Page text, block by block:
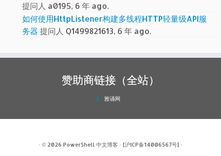
提问人 a0195, 6 年 ago.
如何使用HttpListener构建多线程HTTP轻量级API服
务器 提问人 Q1499821613, 6 年 ago.
赞助商链接（全站）
雅诵网
· © 2026 PowerShell 中文博客 · [沪ICP备14006567号] ·